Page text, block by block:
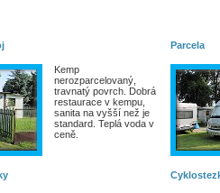
Kemp
nerozparcelovaný,
travnatý povrch. Dobrá
restaurace v kempu,
sanita na vyšší než je
standard. Teplá voda v
ceně.
Parcela